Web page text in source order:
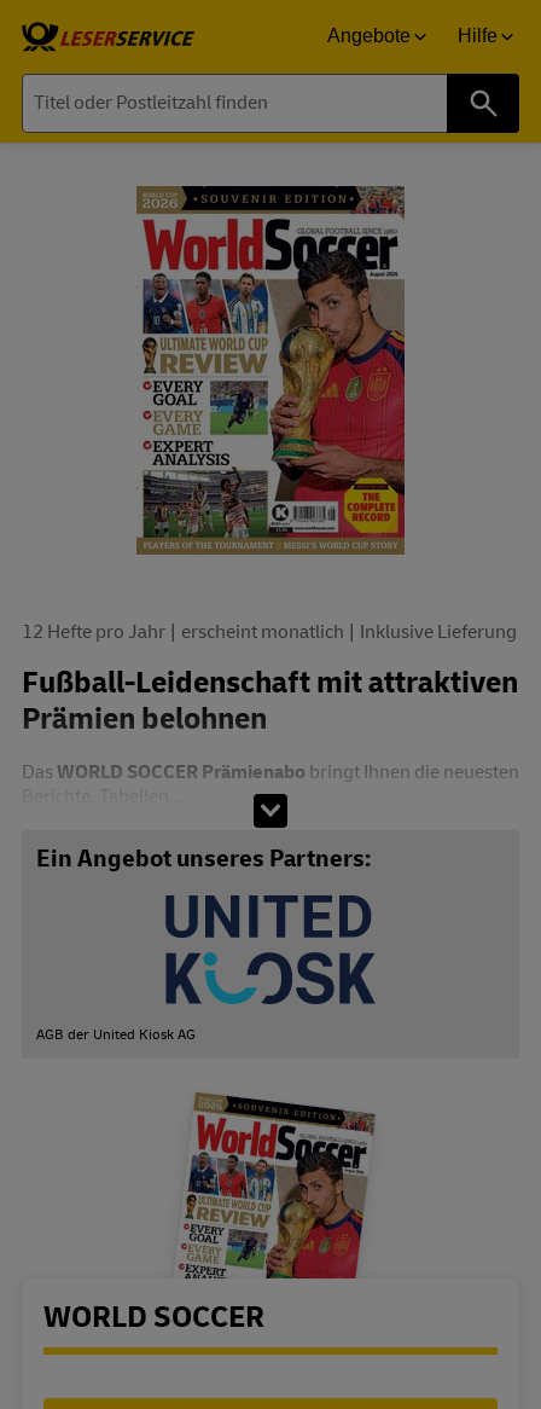
Angebote Hilfe
12 Hefte pro Jahr erscheint monatlich Inklusive Lieferung
Fußball-Leidenschaft mit attraktiven
Prämien belohnen
Das WORLD SOCCER Prämienabo bringt Ihnen die neuesten
Abo zusammenstellen
Ein Angebot unseres Partners:
AGB der United Kiosk AG
Bestellübersicht
WORLD SOCCER